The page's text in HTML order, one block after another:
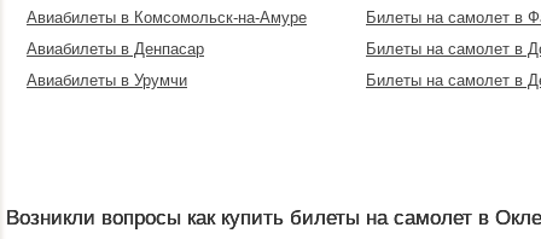
Авиабилеты в Комсомольск-на-Амуре
Авиабилеты в Денпасар
Авиабилеты в Урумчи
Билеты на самолет в
Билеты на самолет в
Билеты на самолет в
Возникли вопросы как купить билеты на самолет в